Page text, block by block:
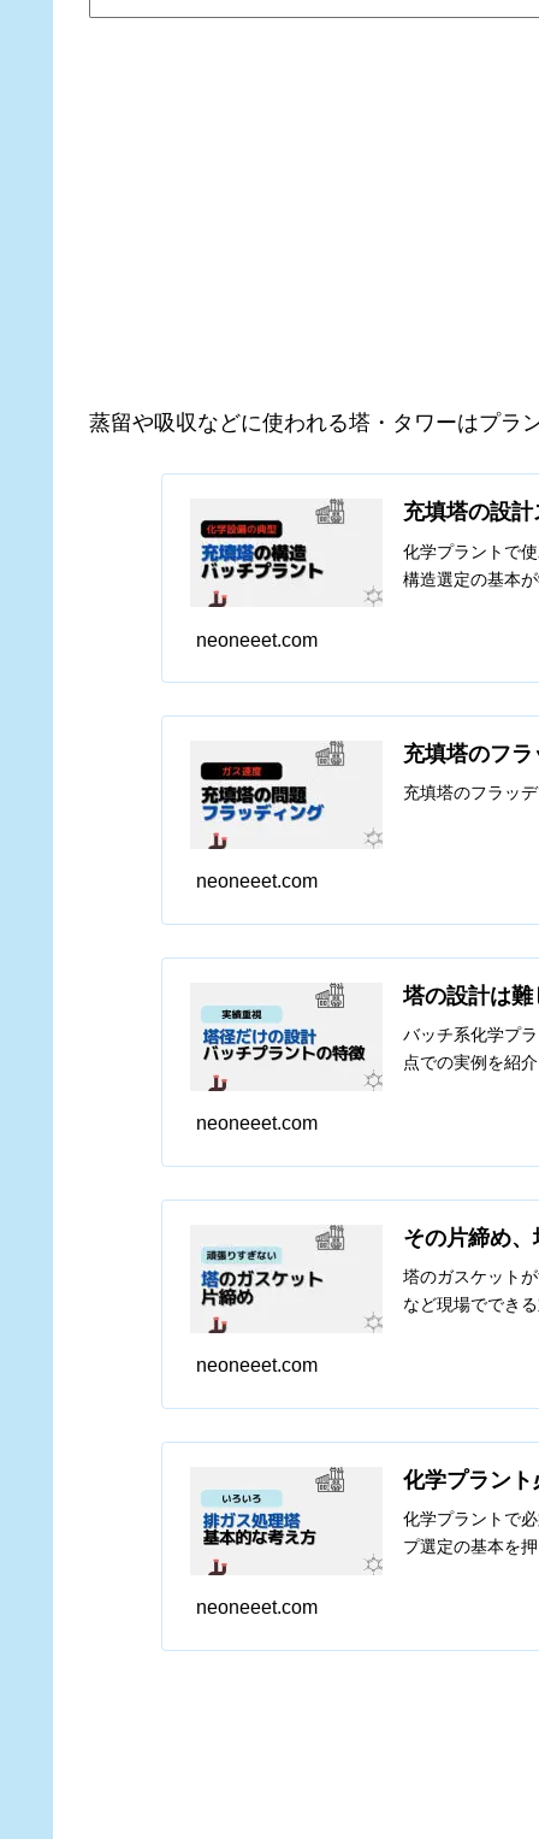
蒸留や吸収などに使われる塔・タワーはプラ
充填塔の設
化学プラントで
構造選定の基本が
neoneeet.com
充填塔のフ
充填塔のフラッ
neoneeet.com
塔の設計は
バッチ系化学プ
点での実例を紹介
neoneeet.com
その片締め
塔のガスケット
など現場ででき
neoneeet.com
化学プラン
化学プラントで
プ選定の基本を
neoneeet.com